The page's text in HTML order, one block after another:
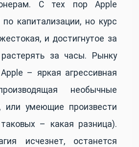
С тех пор Apple
по капитализации, но курс
и достигнутое за
за часы. Рынку
– яркая агрессивная
необычные
или умеющие произвести
– какая разница).
исчезнет, останется